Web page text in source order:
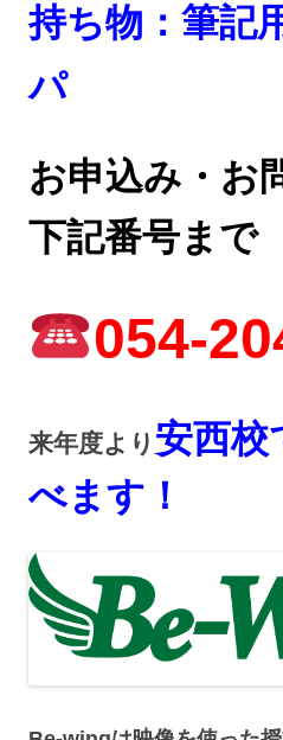
持ち物：筆記
パ
お申込み・お
下記番号まで
054-
来年度より 安西校
べます！